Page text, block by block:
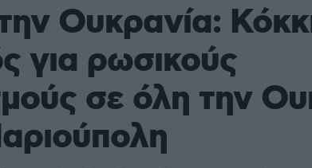
Ουκρανία:
για ρωσικούς
σε όλη την